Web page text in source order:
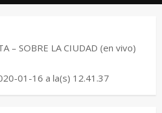
– SOBRE LA CIUDAD (en vivo)
01-16 a la(s) 12.41.37